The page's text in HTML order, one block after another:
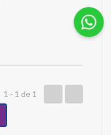
1 - 1 de 1